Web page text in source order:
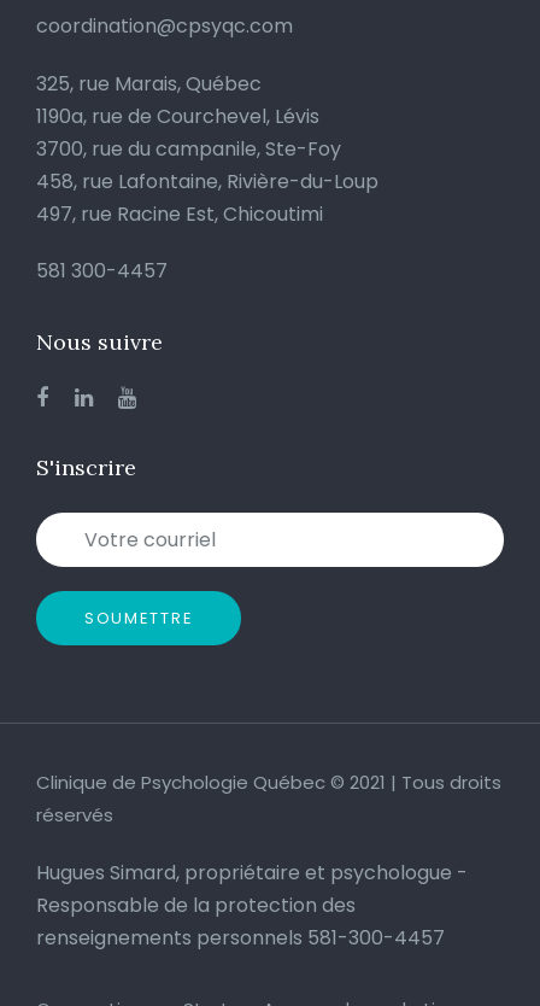
coordination@cpsyqc.com
325, rue Marais, Québec
1190a, rue de Courchevel, Lévis
3700, rue du campanile, Ste-Foy
458, rue Lafontaine, Rivière-du-Loup
497, rue Racine Est, Chicoutimi
581 300-4457
Nous suivre
S'inscrire
SOUMETTRE
Clinique de Psychologie Québec © 2021 | Tous droits
réservés
Hugues Simard, propriétaire et psychologue -
Responsable de la protection des
renseignements personnels 581-300-4457